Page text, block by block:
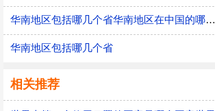
华南地区包括哪几个省华南地区在中国的哪几个省
华南地区包括哪几个省
相关推荐